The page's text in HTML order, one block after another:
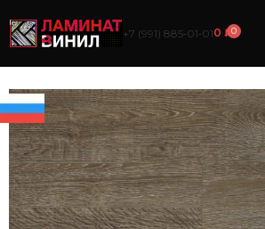
+7 (991) 885‑01‑010₽0